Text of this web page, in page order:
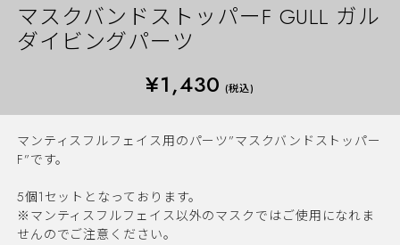
マスクバンドストッパーF GULL ガル
ダイビングパーツ
¥1,430 (税込)
マンティスフルフェイス用のパーツ”マスクバンドストッパー
F”です。
5個1セットとなっております。
※マンティスフルフェイス以外のマスクではご使用になれま
せんのでご注意ください。